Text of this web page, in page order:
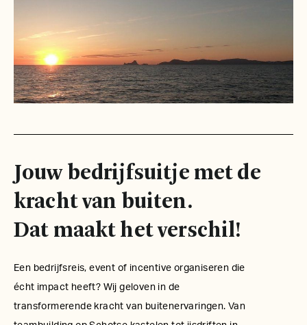
Jouw bedrijfsuitje met de
kracht van buiten.
Dat maakt het verschil!
Een bedrijfsreis, event of incentive organiseren die
écht impact heeft? Wij geloven in de
transformerende kracht van buitenervaringen. Van